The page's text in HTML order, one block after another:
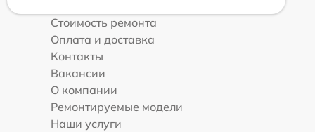
Стоимость ремонта
Оплата и доставка
Контакты
Вакансии
О компании
Ремонтируемые модели
Наши услуги